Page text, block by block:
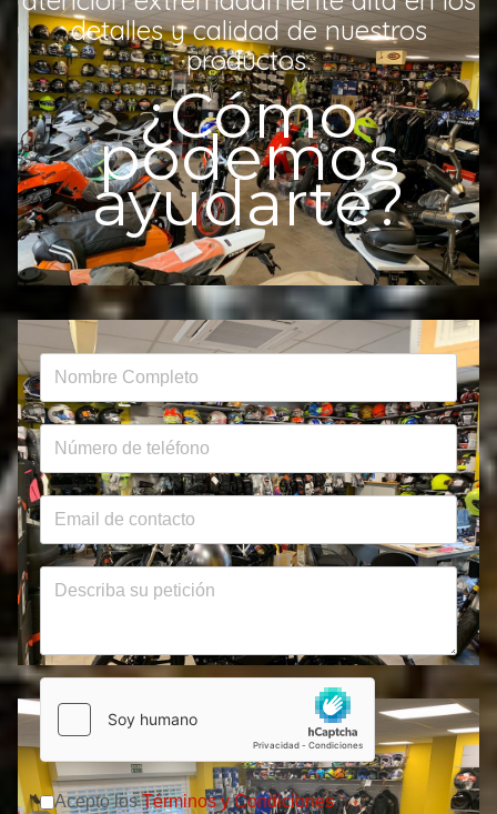
detalles y calidad de nuestros
productos.
¿Cómo
podemos
ayudarte?
Acepto losTérminos y Condiciones